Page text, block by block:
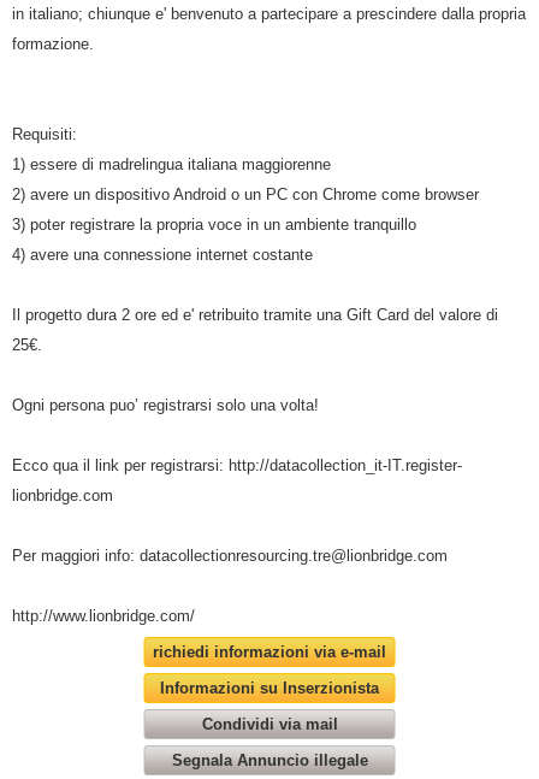
in italiano; chiunque e' benvenuto a partecipare a prescindere dalla propria
formazione.
Requisiti:
1) essere di madrelingua italiana maggiorenne
2) avere un dispositivo Android o un PC con Chrome come browser
3) poter registrare la propria voce in un ambiente tranquillo
4) avere una connessione internet costante
Il progetto dura 2 ore ed e' retribuito tramite una Gift Card del valore di
25€.
Ogni persona puo’ registrarsi solo una volta!
Ecco qua il link per registrarsi: http://datacollection_it-IT.register-
lionbridge.com
Per maggiori info: datacollectionresourcing.tre@lionbridge.com
http://www.lionbridge.com/
richiedi informazioni via e-mail
Informazioni su Inserzionista
Condividi via mail
Segnala Annuncio illegale